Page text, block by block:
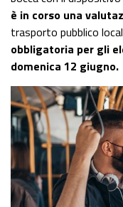
è in corso una
trasporto pubblico
obbligatoria per gli
domenica 12 giugno.